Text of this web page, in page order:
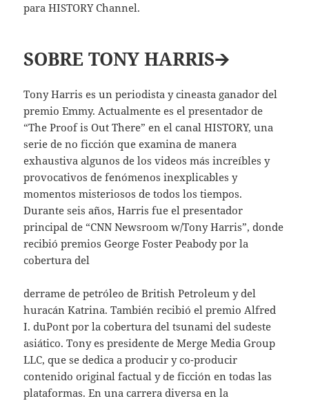
para HISTORY Channel.
SOBRE TONY HARRIS🡪
Tony Harris es un periodista y cineasta ganador del
premio Emmy. Actualmente es el presentador de
“The Proof is Out There” en el canal HISTORY, una
serie de no ficción que examina de manera
exhaustiva algunos de los videos más increíbles y
provocativos de fenómenos inexplicables y
momentos misteriosos de todos los tiempos.
Durante seis años, Harris fue el presentador
principal de “CNN Newsroom w/Tony Harris”, donde
recibió premios George Foster Peabody por la
cobertura del
derrame de petróleo de British Petroleum y del
huracán Katrina. También recibió el premio Alfred
I. duPont por la cobertura del tsunami del sudeste
asiático. Tony es presidente de Merge Media Group
LLC, que se dedica a producir y co-producir
contenido original factual y de ficción en todas las
plataformas. En una carrera diversa en la